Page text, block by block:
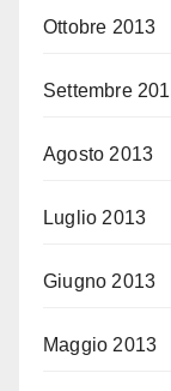
Ottobre 2013
Settembre
Agosto 2013
Luglio 2013
Giugno 2013
Maggio 2013